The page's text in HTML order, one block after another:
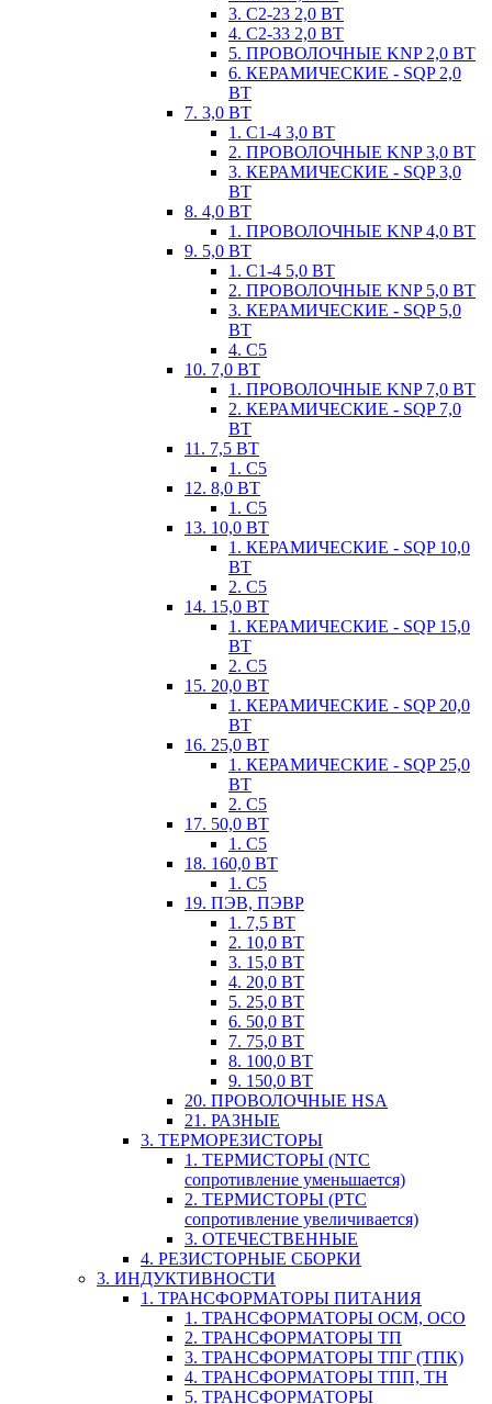
3. С2-23 2,0 ВТ
4. С2-33 2,0 ВТ
5. ПРОВОЛОЧНЫЕ KNP 2,0 ВТ
6. КЕРАМИЧЕСКИЕ - SQP 2,0
ВТ
7. 3,0 ВТ
1. С1-4 3,0 ВТ
2. ПРОВОЛОЧНЫЕ KNP 3,0 ВТ
3. КЕРАМИЧЕСКИЕ - SQP 3,0
ВТ
8. 4,0 ВТ
1. ПРОВОЛОЧНЫЕ KNP 4,0 ВТ
9. 5,0 ВТ
1. С1-4 5,0 ВТ
2. ПРОВОЛОЧНЫЕ KNP 5,0 ВТ
3. КЕРАМИЧЕСКИЕ - SQP 5,0
ВТ
4. С5
10. 7,0 ВТ
1. ПРОВОЛОЧНЫЕ KNP 7,0 ВТ
2. КЕРАМИЧЕСКИЕ - SQP 7,0
ВТ
11. 7,5 ВТ
1. С5
12. 8,0 ВТ
1. С5
13. 10,0 ВТ
1. КЕРАМИЧЕСКИЕ - SQP 10,0
ВТ
2. С5
14. 15,0 ВТ
1. КЕРАМИЧЕСКИЕ - SQP 15,0
ВТ
2. С5
15. 20,0 ВТ
1. КЕРАМИЧЕСКИЕ - SQP 20,0
ВТ
16. 25,0 ВТ
1. КЕРАМИЧЕСКИЕ - SQP 25,0
ВТ
2. С5
17. 50,0 ВТ
1. С5
18. 160,0 ВТ
1. С5
19. ПЭВ, ПЭВР
1. 7,5 ВТ
2. 10,0 ВТ
3. 15,0 ВТ
4. 20,0 ВТ
5. 25,0 ВТ
6. 50,0 ВТ
7. 75,0 ВТ
8. 100,0 ВТ
9. 150,0 ВТ
20. ПРОВОЛОЧНЫЕ HSA
21. РАЗНЫЕ
3. ТЕРМОРЕЗИСТОРЫ
1. ТЕРМИСТОРЫ (NTC
сопротивление уменьшается)
2. ТЕРМИСТОРЫ (PTC
сопротивление увеличивается)
3. ОТЕЧЕСТВЕННЫЕ
4. РЕЗИСТОРНЫЕ СБОРКИ
3. ИНДУКТИВНОСТИ
1. ТРАНСФОРМАТОРЫ ПИТАНИЯ
1. ТРАНСФОРМАТОРЫ ОСМ, ОСО
2. ТРАНСФОРМАТОРЫ ТП
3. ТРАНСФОРМАТОРЫ ТПГ (ТПК)
4. ТРАНСФОРМАТОРЫ ТПП, ТН
5. ТРАНСФОРМАТОРЫ